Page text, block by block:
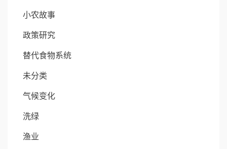
小农故事
政策研究
替代食物系统
未分类
气候变化
洗绿
渔业